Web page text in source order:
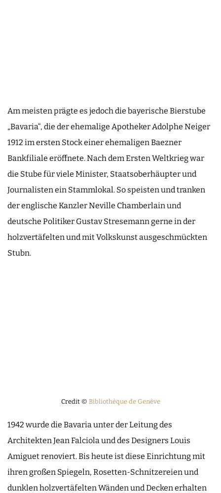
Am meisten prägte es jedoch die bayerische Bierstube
„Bavaria“, die der ehemalige Apotheker Adolphe Neiger
1912 im ersten Stock einer ehemaligen Baezner
Bankfiliale eröffnete. Nach dem Ersten Weltkrieg war
die Stube für viele Minister, Staatsoberhäupter und
Journalisten ein Stammlokal. So speisten und tranken
der englische Kanzler Neville Chamberlain und
deutsche Politiker Gustav Stresemann gerne in der
holzvertäfelten und mit Volkskunst ausgeschmückten
Stubn.
Credit © Bibliothèque de Genève
1942 wurde die Bavaria unter der Leitung des
Architekten Jean Falciola und des Designers Louis
Amiguet renoviert. Bis heute ist diese Einrichtung mit
ihren großen Spiegeln, Rosetten-Schnitzereien und
dunklen holzvertäfelten Wänden und Decken erhalten